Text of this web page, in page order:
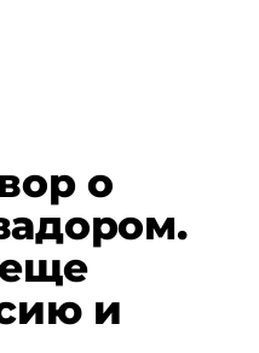
о
и